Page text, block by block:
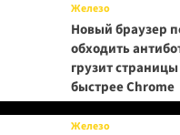
Железо
Новый браузер
обходить
грузит
быстрее Chrome
Железо